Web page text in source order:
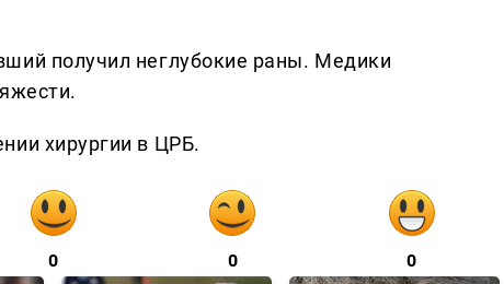
получил неглубокие раны. Медики
хирургии в ЦРБ.
0 0 0